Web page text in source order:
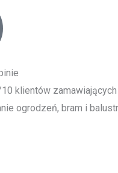
klientów
ogrodzeń, bram i